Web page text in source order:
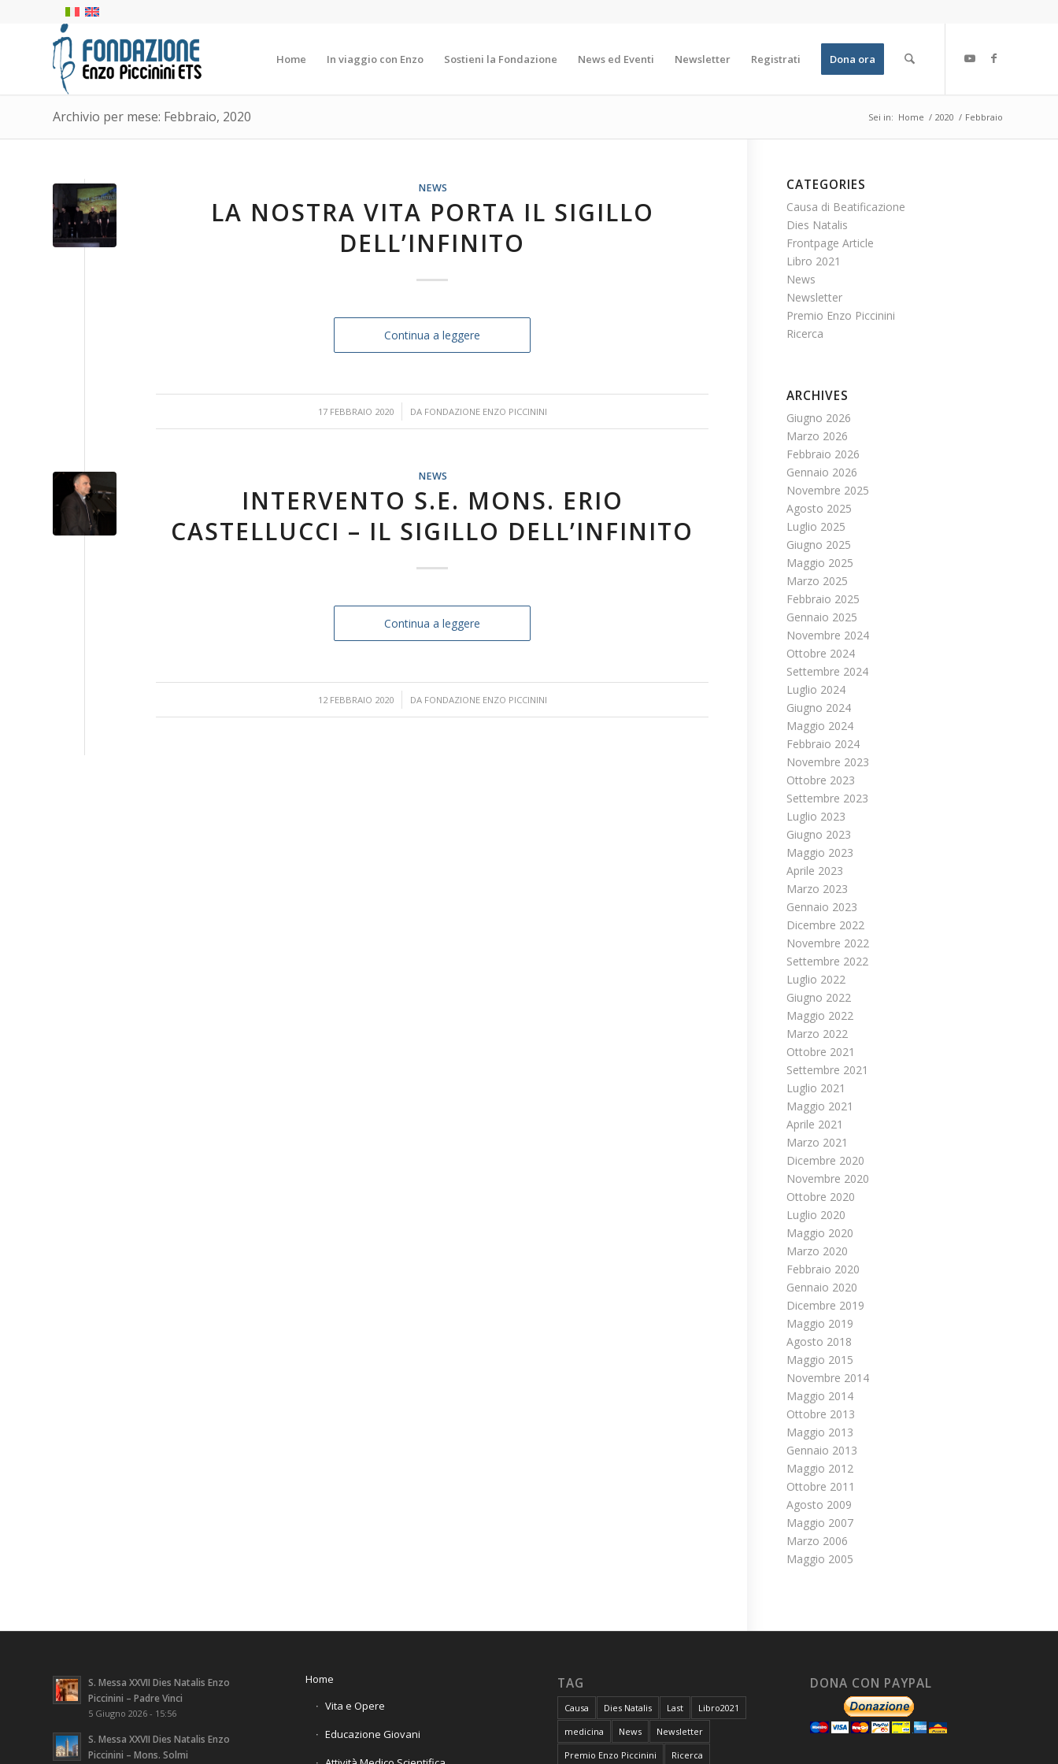
Home In viaggio con Enzo Sostieni la Fondazione News ed Eventi Newsletter Registrati Dona ora
Archivio per mese: Febbraio, 2020 Sei in: Home / 2020 / Febbraio
NEWS
LA NOSTRA VITA PORTA IL SIGILLO
DELL’INFINITO
Continua a leggere
17 FEBBRAIO 2020
/ DA FONDAZIONE ENZO PICCININI
NEWS
INTERVENTO S.E. MONS. ERIO
CASTELLUCCI – IL SIGILLO DELL’INFINITO
Continua a leggere
12 FEBBRAIO 2020
/ DA FONDAZIONE ENZO PICCININI
CATEGORIES
Causa di Beatificazione
Dies Natalis
Frontpage Article
Libro 2021
News
Newsletter
Premio Enzo Piccinini
Ricerca
ARCHIVES
Giugno 2026
Marzo 2026
Febbraio 2026
Gennaio 2026
Novembre 2025
Agosto 2025
Luglio 2025
Giugno 2025
Maggio 2025
Marzo 2025
Febbraio 2025
Gennaio 2025
Novembre 2024
Ottobre 2024
Settembre 2024
Luglio 2024
Giugno 2024
Maggio 2024
Febbraio 2024
Novembre 2023
Ottobre 2023
Settembre 2023
Luglio 2023
Giugno 2023
Maggio 2023
Aprile 2023
Marzo 2023
Gennaio 2023
Dicembre 2022
Novembre 2022
Settembre 2022
Luglio 2022
Giugno 2022
Maggio 2022
Marzo 2022
Ottobre 2021
Settembre 2021
Luglio 2021
Maggio 2021
Aprile 2021
Marzo 2021
Dicembre 2020
Novembre 2020
Ottobre 2020
Luglio 2020
Maggio 2020
Marzo 2020
Febbraio 2020
Gennaio 2020
Dicembre 2019
Maggio 2019
Agosto 2018
Maggio 2015
Novembre 2014
Maggio 2014
Ottobre 2013
Maggio 2013
Gennaio 2013
Maggio 2012
Ottobre 2011
Agosto 2009
Maggio 2007
Marzo 2006
Maggio 2005
S. Messa XXVII Dies Natalis Enzo
Piccinini – Padre Vinci
5 Giugno 2026 - 15:56
S. Messa XXVII Dies Natalis Enzo
Piccinini – Mons. Solmi
Home
Vita e Opere
Educazione Giovani
TAG
Causa Dies Natalis Last
Libro2021
medicina
News
Newsletter
Premio Enzo Piccinini
Ricerca
DONA CON PAYPAL